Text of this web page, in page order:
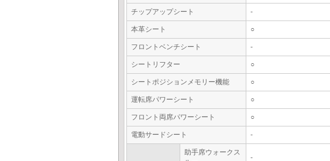
チップアップシート -
本革シート ○
フロントベンチシート -
シートリフター ○
シートポジションメモリー機能 ○
運転席パワーシート ○
フロント両席パワーシート ○
電動サードシート -
助手席ウォークス
-